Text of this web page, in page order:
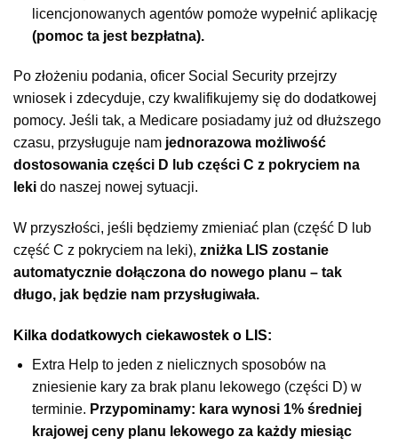
licencjonowanych agentów pomoże wypełnić aplikację
(pomoc ta jest bezpłatna).
Po złożeniu podania, oficer Social Security przejrzy
wniosek i zdecyduje, czy kwalifikujemy się do dodatkowej
pomocy. Jeśli tak, a Medicare posiadamy już od dłuższego
czasu, przysługuje nam jednorazowa możliwość
dostosowania części D lub części C z pokryciem na
leki do naszej nowej sytuacji.
W przyszłości, jeśli będziemy zmieniać plan (część D lub
część C z pokryciem na leki), zniżka LIS zostanie
automatycznie dołączona do nowego planu – tak
długo, jak będzie nam przysługiwała.
Kilka dodatkowych ciekawostek o LIS:
Extra Help to jeden z nielicznych sposobów na
zniesienie kary za brak planu lekowego (części D) w
terminie. Przypominamy: kara wynosi 1% średniej
krajowej ceny planu lekowego za każdy miesiąc